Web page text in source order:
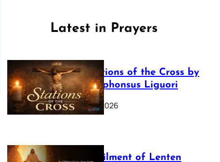
Latest in Prayers
The Stations of the Cross by
Saint Alphonsus Liguori
March 16, 2026
The Fulfilment of Lenten